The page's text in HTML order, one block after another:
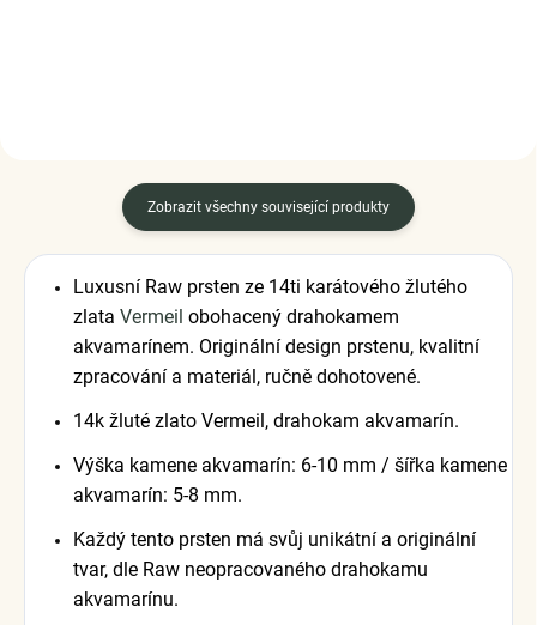
Zobrazit všechny související produkty
Luxusní Raw prsten ze 14ti karátového žlutého
zlata Vermeil obohacený drahokamem
akvamarínem. Originální design prstenu, kvalitní
zpracování a materiál, ručně dohotovené.
14k žluté zlato Vermeil, drahokam akvamarín.
Výška kamene akvamarín: 6-10 mm / šířka kamene
akvamarín: 5-8 mm.
Každý tento prsten má svůj unikátní a originální
tvar, dle Raw neopracovaného drahokamu
akvamarínu.